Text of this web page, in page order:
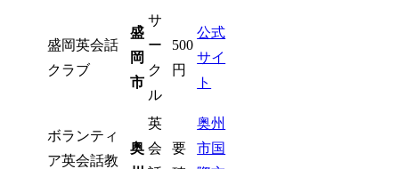
盛岡英会話
クラブ
盛
岡
市
サ
ー
ク
ル
500
円
公式
サイ
ト
ボランティ
ア英会話教
奥
英
会
要
奥州
市国